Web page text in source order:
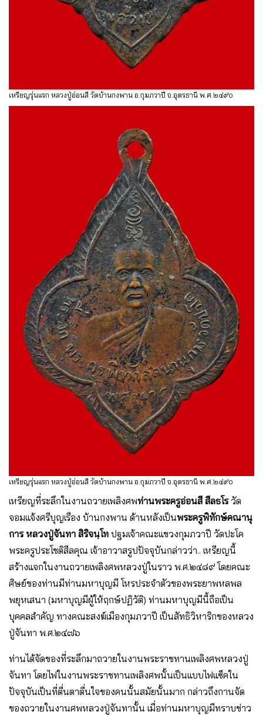
เหรียญรุ่นแรก หลวงปู่อ่อนสี วัดบ้านกงพาน อ.กุมภวาปี จ.อุดรธานี พ.ศ.๒๔๙๐
เหรียญรุ่นแรก หลวงปู่อ่อนสี วัดบ้านกงพาน อ.กุมภวาปี จ.อุดรธานี พ.ศ.๒๔๙๐
เหรียญที่ระลึกในงานถวายเพลิงศพท่านพระครูอ่อนสี สีลธโรวัด
จอมแจ้งศรีบุญเรือง บ้านกงพาน ด้านหลังเป็นพระครูพิทักษ์คณานุ
การ หลวงปู่จันทา สิริจนฺโท ปฐมเจ้าคณะแขวงกุมภวาปี วัดปะโค
พระครูประโชติสีลคุณ เจ้าอาวาสรูปปัจจุบันกล่าวว่า.. เหรียญนี้
สร้างแจกในงานถวายเพลิงศพหลวงปู่ในราว พ.ศ.๒๔๘๙ โดยคณะ
ศิษย์ของท่านมีท่านมหาบุญมี โหรประจำตัวของพระยาพหลพล
พยุหเสนา (มหาบุญมีผู้ให้ฤกษ์ปฏิวัติ) ท่านมหาบุญมีนี้ถือเป็น
บุคคลสำคัญ ทางคณะสงฆ์เมืองกุมภวาปี เป็นสัทธิวิหาริกของหลวง
ปู่จันทา พ.ศ.๒๔๗๖
ท่านได้จัดของที่ระลึกมาถวายในงานพระราชทานเพลิงศพหลวงปู่
จันทา โดยไฟในงานพระราชทานเพลิงศพนั้นเป็นแบบไฟแซ็คใน
ปัจจุบันเป็นที่ตื่นตาตื่นใจของคนนั้นสมัยนั้นมาก กล่าวถึงกานจัด
ของถวายในงานศพหลวงปู่จันทานั้น เมื่อท่านมหาบุญมีทราบข่าว